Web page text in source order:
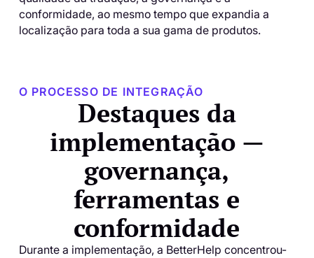
conformidade, ao mesmo tempo que expandia a
localização para toda a sua gama de produtos.
O PROCESSO DE INTEGRAÇÃO
Destaques da
implementação —
governança,
ferramentas e
conformidade
Durante a implementação, a BetterHelp concentrou-